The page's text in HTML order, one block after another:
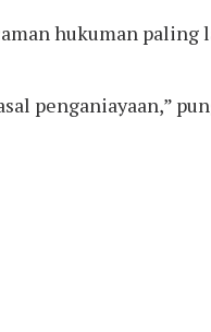
hukuman paling
penganiayaan,”